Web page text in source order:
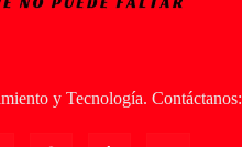
y Tecnología. Contáctanos: